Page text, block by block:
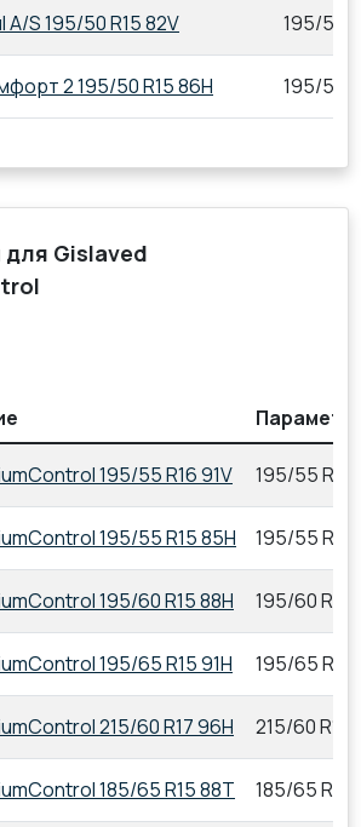
A/S 195/50 R15 82V 195/50
2 195/50 R15 86H 195/50
Gislaved
195/55 R16 91V 195/55 R16
195/55 R15 85H 195/55 R15
195/60 R15 88H 195/60 R15
195/65 R15 91H 195/65 R15
215/60 R17 96H 215/60 R17
185/65 R15 88T 185/65 R15